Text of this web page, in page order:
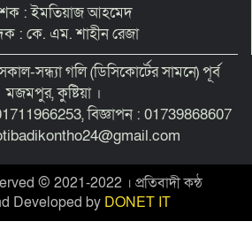
লেকচারার পদে ফিরোজা নাজনীনের সুপারিশ :
প্রতিবাদী কন্ঠ
কুষ্টিয়ায় পাথর বোঝাই ট্রাক উল্টে চালক ও
হেলপারের মৃত্যু : প্রতিবাদী কন্ঠ
কুষ্টিয়া ভেড়ামারায় লেক ভরাট করে পার্ক
: ইমতিয়াজ আহমেদ
: কে. এম. শাহীন রেজা
সন্ধ্যা গলি (ডিসিকোর্টের সামনে) পূর্ব
মজমপুর, কুষ্টিয়া ।
বিজ্ঞাপন : 01739868607
© 2021-2022 । প্রতিবাদী কন্ঠ
Developed by DONET IT